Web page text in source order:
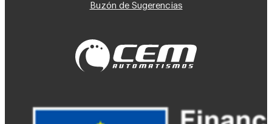
Buzón de Sugerencias